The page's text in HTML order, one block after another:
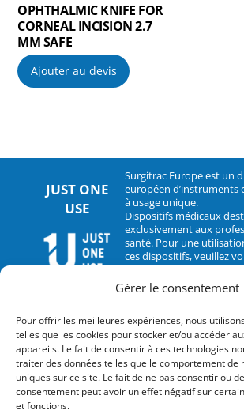
Gérer le consentement
Pour offrir les meilleures expériences, nous
telles que les cookies pour stocker et/ou accéder
appareils. Le fait de consentir à ces technologies
traiter des données telles que le comportement de
uniques sur ce site. Le fait de ne pas consentir ou
consentement peut avoir un effet négatif sur
et fonctions.
OPHTHALMIC KNIFE FOR
CORNEAL INCISION 2.7
MM SAFE
Ajouter au devis
JUST ONE
USE
Surgitrac Europe est un
européen d’instruments
à usage unique.
Dispositifs médicaux
exclusivement aux
santé. Pour une
ces dispositifs, veuillez
leur notice d’utilisation.
CONTACT
2 rue Hélène Boucher – 35235
Tel : 33 (0)2.30.07.01.07
Fax : 33 (0)2.30.07.01.08